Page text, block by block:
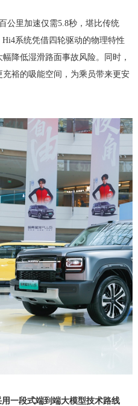
公里加速仅需5.8秒，堪比传统
系统凭借四轮驱动的物理特性
降低湿滑路面事故风险。同时，
裕的吸能空间，为乘员带来更安
一段式端到端大模型技术路线